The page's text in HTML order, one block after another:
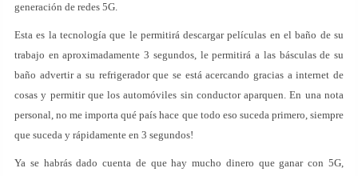
generación de redes 5G.
Esta es la tecnología que le permitirá descargar películas en el baño de su
trabajo en aproximadamente 3 segundos, le permitirá a las básculas de su
baño advertir a su refrigerador que se está acercando gracias a internet de
cosas y permitir que los automóviles sin conductor aparquen. En una nota
personal, no me importa qué país hace que todo eso suceda primero, siempre
que suceda y rápidamente en 3 segundos!
Ya se habrás dado cuenta de que hay mucho dinero que ganar con 5G,